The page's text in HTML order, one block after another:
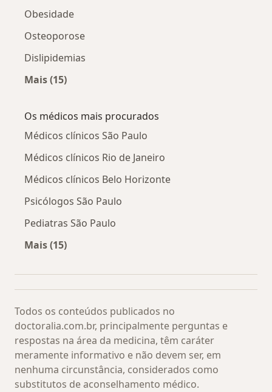
Obesidade
Osteoporose
Dislipidemias
Mais (15)
Os médicos mais procurados
Médicos clínicos São Paulo
Médicos clínicos Rio de Janeiro
Médicos clínicos Belo Horizonte
Psicólogos São Paulo
Pediatras São Paulo
Mais (15)
Todos os conteúdos publicados no
doctoralia.com.br, principalmente perguntas e
respostas na área da medicina, têm caráter
meramente informativo e não devem ser, em
nenhuma circunstância, considerados como
substitutos de aconselhamento médico.